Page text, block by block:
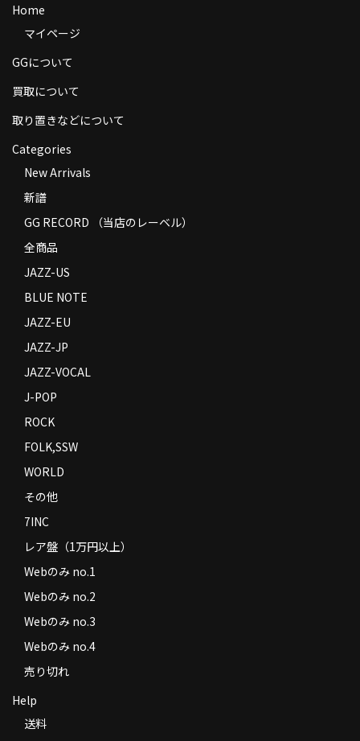
商品の発送
お支払い方法
Privacy Policy
特定商取引法に基づく表示
Home
マイページ
GGについて
買取について
取り置きなどについて
Categories
New Arrivals
新譜
GG RECORD （当店のレーベル）
全商品
JAZZ-US
BLUE NOTE
JAZZ-EU
JAZZ-JP
JAZZ-VOCAL
J-POP
ROCK
FOLK,SSW
WORLD
その他
7INC
レア盤（1万円以上）
Webのみ no.1
Webのみ no.2
Webのみ no.3
Webのみ no.4
売り切れ
Help
送料